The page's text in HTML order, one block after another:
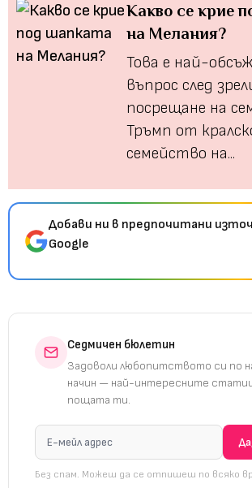
Какво се крие
на Мелания?
Това е най-
въпрос след
посрещане на
Тръмп от
семейство на...
Добави ни в предпочитани
Google
Седмичен бюлетин
Задоволи любопитството си по
начин — най-интересните
пощата ти.
Без спам. Можеш да се отпишеш по всяко